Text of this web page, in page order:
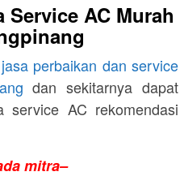
Service AC Murah
jasa perbaikan dan service
dan sekitarnya dapat
service AC rekomendasi
mitra–